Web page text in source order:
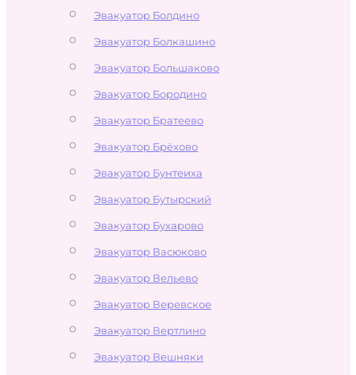
Эвакуатор Болдино
Эвакуатор Болкашино
Эвакуатор Большаково
Эвакуатор Бородино
Эвакуатор Братеево
Эвакуатор Брёхово
Эвакуатор Бунтеиха
Эвакуатор Бутырский
Эвакуатор Бухарово
Эвакуатор Васюково
Эвакуатор Вельево
Эвакуатор Веревское
Эвакуатор Вертлино
Эвакуатор Вешняки